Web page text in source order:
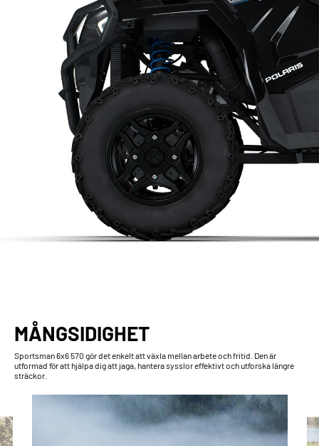
MÅNGSIDIGHET
Sportsman 6x6 570 gör det enkelt att växla mellan arbete och fritid. Den är
utformad för att hjälpa dig att jaga, hantera sysslor effektivt och utforska längre
sträckor.